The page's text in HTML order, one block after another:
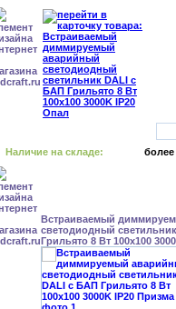
Наличие на складе: более
Встраиваемый
светодиодный
Грильято 8 Вт 100x100